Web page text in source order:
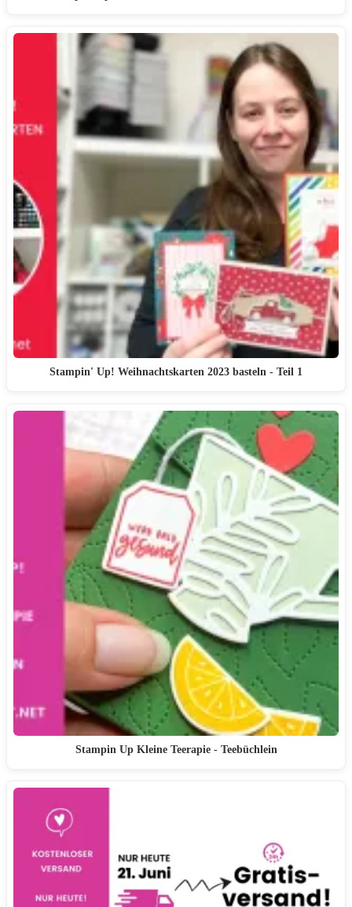
Stampin' Up! Weihnachtskarten 2023 basteln - Teil 1
Stampin Up Kleine Teerapie - Teebüchlein